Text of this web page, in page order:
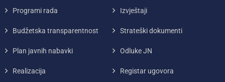
Programi rada Izvještaji
Budžetska transparentnost Strateški dokumenti
Plan javnih nabavki Odluke JN
Realizacija Registar ugovora